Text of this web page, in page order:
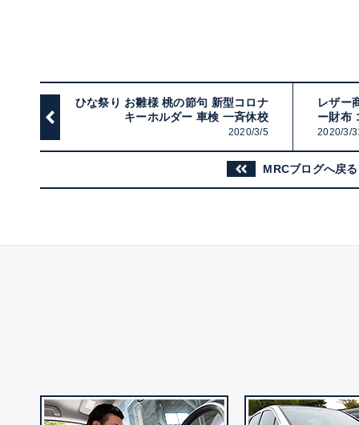
ひな祭り お雛様 桃の節句 新型コロナ
キーホルダー 車検 一斉休校
2020/3/5
レザー
ー財布
2020/3/
MRCブログへ戻る